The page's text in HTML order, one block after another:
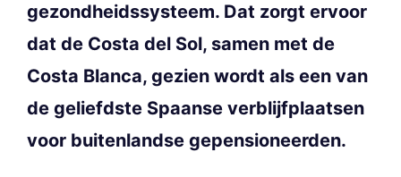
gezondheidssysteem. Dat zorgt ervoor
dat de Costa del Sol, samen met de
Costa Blanca, gezien wordt als een van
de geliefdste Spaanse verblijfplaatsen
voor buitenlandse gepensioneerden.